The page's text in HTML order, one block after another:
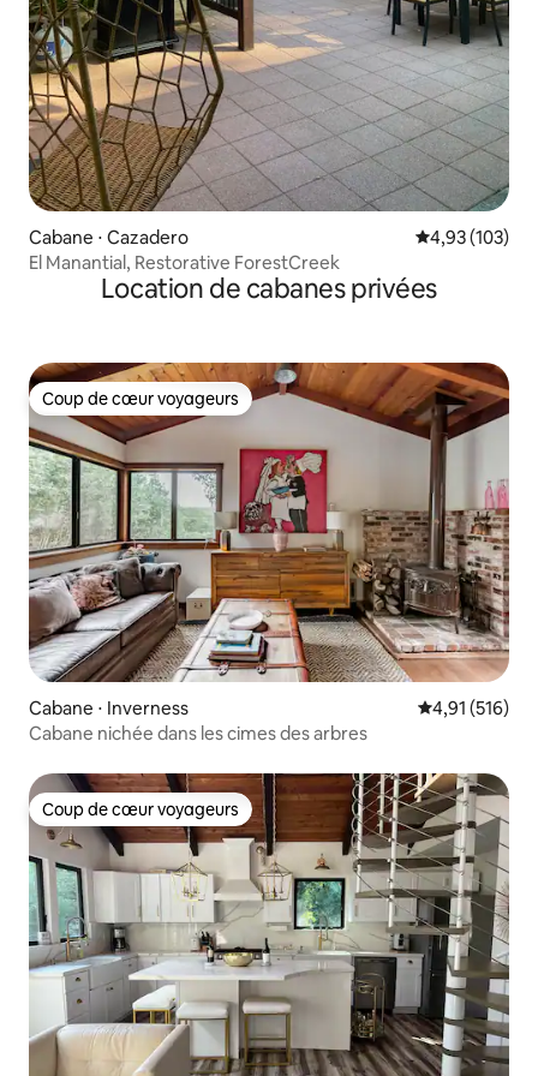
Cabane ⋅ Cazadero Évaluation
4,93 (103)
El Manantial, Restorative ForestCreek
Location de cabanes privées
Coup de cœur voyageurs
Coup de cœur voyageurs
Cabane ⋅ Inverness Évaluation
4,91 (516)
Cabane nichée dans les cimes des arbres
Coup de cœur voyageurs
Coup de cœur voyageurs